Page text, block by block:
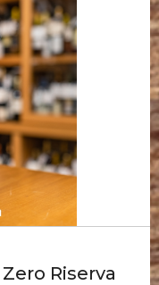
Riserva